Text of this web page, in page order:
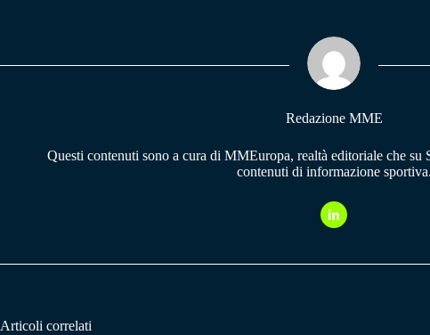
pp m
Redazione MME
Questi contenuti sono a cura di MMEuropa, realtà editoriale che su
contenuti di informazione sportiva.
Articoli correlati